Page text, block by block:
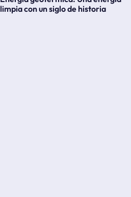
limpia con un siglo de historia